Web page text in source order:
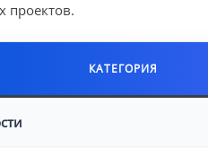
проектов.
КАТЕГОРИЯ